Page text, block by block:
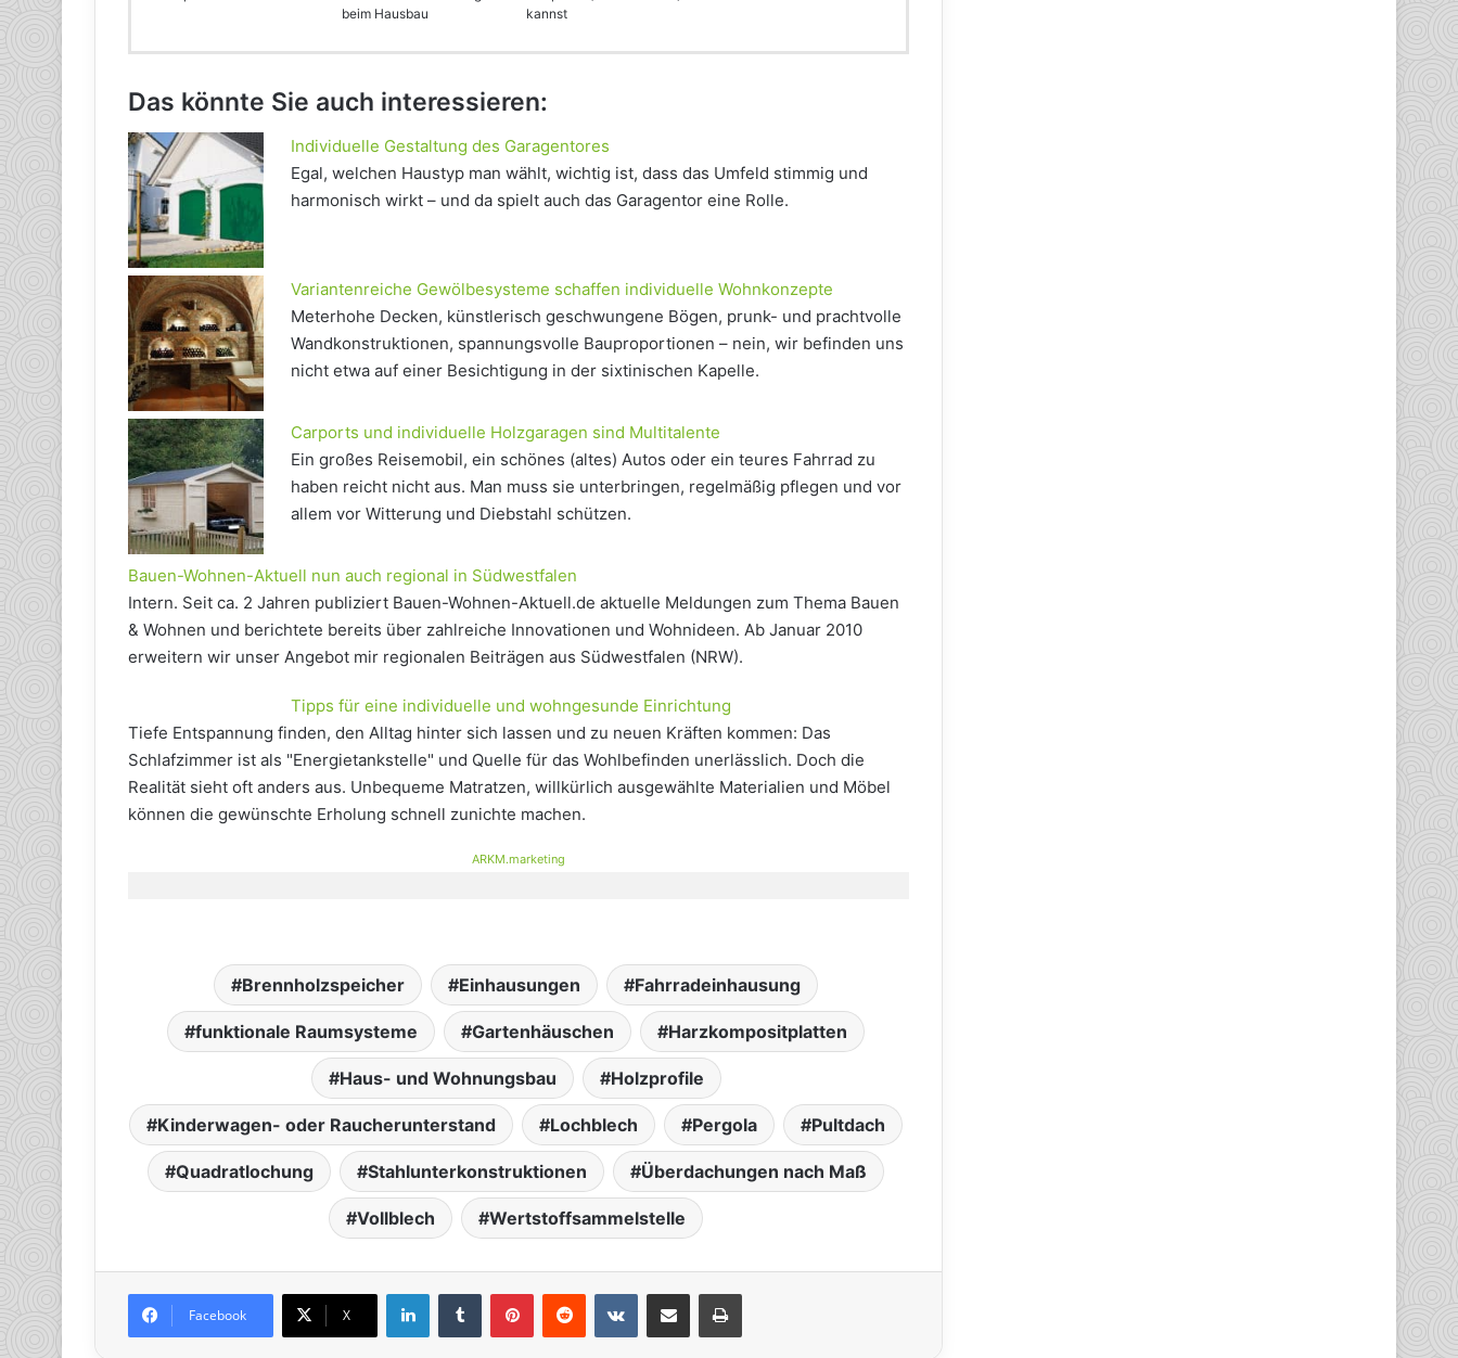
beim Hausbau
kannst
Das könnte Sie auch interessieren:
Individuelle Gestaltung des Garagentores
Egal, welchen Haustyp man wählt, wichtig ist, dass das Umfeld stimmig und
harmonisch wirkt – und da spielt auch das Garagentor eine Rolle.
Variantenreiche Gewölbesysteme schaffen individuelle Wohnkonzepte
Meterhohe Decken, künstlerisch geschwungene Bögen, prunk- und prachtvolle
Wandkonstruktionen, spannungsvolle Bauproportionen – nein, wir befinden uns
nicht etwa auf einer Besichtigung in der sixtinischen Kapelle.
Carports und individuelle Holzgaragen sind Multitalente
Ein großes Reisemobil, ein schönes (altes) Autos oder ein teures Fahrrad zu
haben reicht nicht aus. Man muss sie unterbringen, regelmäßig pflegen und vor
allem vor Witterung und Diebstahl schützen.
Bauen-Wohnen-Aktuell nun auch regional in Südwestfalen
Intern. Seit ca. 2 Jahren publiziert Bauen-Wohnen-Aktuell.de aktuelle Meldungen zum Thema Bauen
& Wohnen und berichtete bereits über zahlreiche Innovationen und Wohnideen. Ab Januar 2010
erweitern wir unser Angebot mir regionalen Beiträgen aus Südwestfalen (NRW).
Tipps für eine individuelle und wohngesunde Einrichtung
Tiefe Entspannung finden, den Alltag hinter sich lassen und zu neuen Kräften kommen: Das
Schlafzimmer ist als "Energietankstelle" und Quelle für das Wohlbefinden unerlässlich. Doch die
Realität sieht oft anders aus. Unbequeme Matratzen, willkürlich ausgewählte Materialien und Möbel
können die gewünschte Erholung schnell zunichte machen.
ARKM.marketing
Brennholzspeicher Einhausungen Fahrradeinhausung
funktionale Raumsysteme Gartenhäuschen Harzkompositplatten
Haus- und Wohnungsbau Holzprofile
Kinderwagen- oder Raucherunterstand Lochblech Pergola Pultdach
Quadratlochung Stahlunterkonstruktionen Überdachungen nach Maß
Vollblech Wertstoffsammelstelle
Facebook X